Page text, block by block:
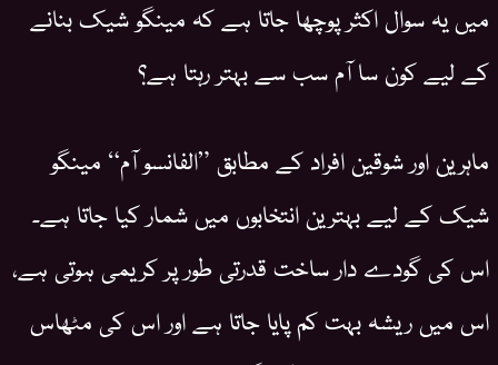
میں یہ سوال اکثر پوچھا جاتا ہے کہ مینگو شیک بنانے
کے لیے کون سا آم سب سے بہتر رہتا ہے؟
ماہرین اور شوقین افراد کے مطابق ”الفانسو آم“ مینگو
شیک کے لیے بہترین انتخابوں میں شمار کیا جاتا ہے۔
اس کی گودے دار ساخت قدرتی طور پر کریمی ہوتی ہے،
اس میں ریشہ بہت کم پایا جاتا ہے اور اس کی مٹھاس